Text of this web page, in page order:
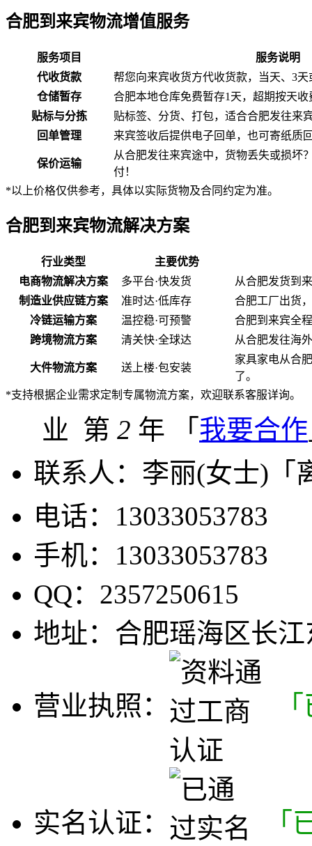
合肥到来宾物流增值服务
服务项目
服务说明
代收货款
帮您向来宾收货方代收货款，当天、3
仓储暂存
合肥本地仓库免费暂存1天，超期按天
贴标与分拣
贴标签、分货、打包，适合合肥发往来
回单管理
来宾签收后提供电子回单，也可寄纸质
保价运输
从合肥发往来宾途中，货物丢失或损坏
付！
*以上价格仅供参考，具体以实际货物及合同约定为准。
合肥到来宾物流解决方案
行业类型
主要优势
电商物流解决方案
多平台·快发货
从合肥发货到
制造业供应链方案
准时达·低库存
合肥工厂出货
冷链运输方案
温控稳·可预警
合肥到来宾全
跨境物流方案
清关快·全球达 从合肥发往海
大件物流方案 送上楼·包安装
家具家电从合
了。
*支持根据企业需求定制专属物流方案，欢迎联系客服详询。
业 第 2 年 「 我要合作
联系人： 李丽(女士)「
电话： 13033053783
手机： 13033053783
QQ： 2357250615
地址： 合肥瑶海区长
营业执照：
实名认证： 「